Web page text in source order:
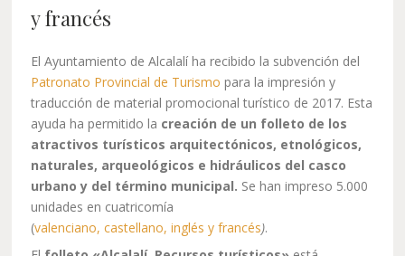
y francés
El Ayuntamiento de Alcalalí ha recibido la subvención del
Patronato Provincial de Turismo para la impresión y
traducción de material promocional turístico de 2017. Esta
ayuda ha permitido la creación de un folleto de los
atractivos turísticos arquitectónicos, etnológicos,
naturales, arqueológicos e hidráulicos del casco
urbano y del término municipal. Se han impreso 5.000
unidades en cuatricomía
(valenciano, castellano, inglés y francés).